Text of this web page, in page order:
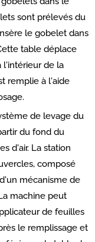
sont prélevés du
le gobelet dans
table déplace
l'intérieur de la
remplie à l'aide
de levage du
du fond du
d'air. La station
composé
mécanisme de
machine peut
de feuilles
le remplissage et